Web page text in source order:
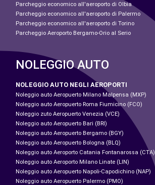
Parcheggio economico all'aeroporto di Olbia
Parcheggio economico all'aeroporto di Palermo
Parcheggio economico all'aeroporto di Torino
Parcheggio Aeroporto Bergamo-Orio al Serio
NOLEGGIO AUTO
NOLEGGIO AUTO NEGLI AEROPORTI
Noleggio auto Aeropuerto Milano Malpensa (MXP)
Noleggio auto Aeropuerto Roma Fiumicino (FCO)
Noleggio zuto Aeropuerto Venezia (VCE)
Noleggio auto Aeropuerto Bari (BRI)
Noleggio auto Aeropuerto Bergamo (BGY)
Noleggio auto Aeropuerto Bologna (BLQ)
Noleggio auto Aeroporto Catania Fontanarossa (CTA)
Noleggio auto Aeroporto Milano Linate (LIN)
Noleggio auto Aeropuerto Napoli-Capodichino (NAP)
Noleggio auto Aeropuerto Palermo (PMO)